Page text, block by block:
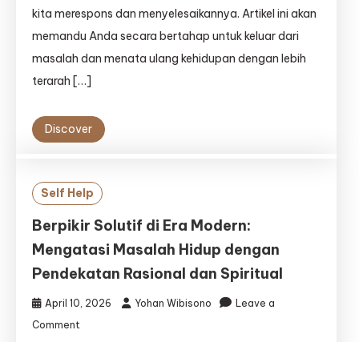
untuk
Menata
Ulang
kita merespons dan menyelesaikannya. Artikel ini akan
memandu Anda secara bertahap untuk keluar dari
masalah dan menata ulang kehidupan dengan lebih
terarah […]
Discover
Self Help
Berpikir Solutif di Era Modern:
Mengatasi Masalah Hidup dengan
Pendekatan Rasional dan Spiritual
April 10, 2026 Yohan Wibisono
Leave a
Comment